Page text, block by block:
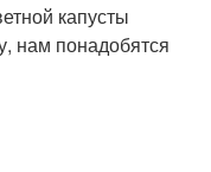
капусты
нам понадобятся